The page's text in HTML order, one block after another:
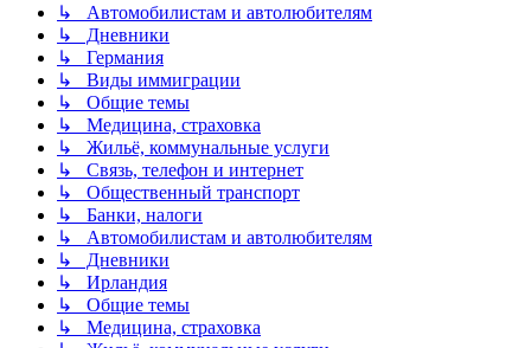
↳ Автомобилистам и автолюбителям
↳ Дневники
↳ Германия
↳ Виды иммиграции
↳ Общие темы
↳ Медицина, страховка
↳ Жильё, коммунальные услуги
↳ Связь, телефон и интернет
↳ Общественный транспорт
↳ Банки, налоги
↳ Автомобилистам и автолюбителям
↳ Дневники
↳ Ирландия
↳ Общие темы
↳ Медицина, страховка